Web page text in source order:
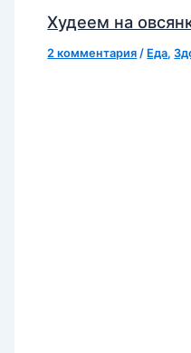
Худеем на
2 комментария / Еда,